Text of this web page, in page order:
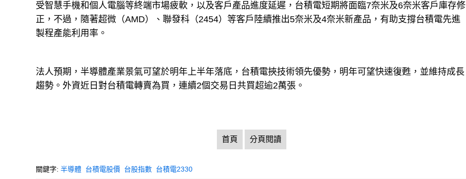
受智慧手機和個人電腦等終端市場疲軟，以及客戶產品進度延遲，台積電短期將面臨7奈米及6奈米客戶庫存修
正，不過，隨著超微（AMD）、聯發科（2454）等客戶陸續推出5奈米及4奈米新產品，有助支撐台積電先進
製程產能利用率。
法人預期，半導體產業景氣可望於明年上半年落底，台積電挾技術領先優勢，明年可望快速復甦，並維持成長
趨勢。外資近日對台積電轉賣為買，連續2個交易日共買超逾2萬張。
首頁 分頁閱讀
關鍵字: 半導體 台積電股價 台股指數 台積電2330